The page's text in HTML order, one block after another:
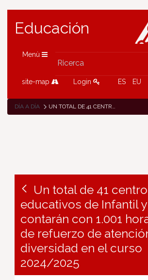
Educación
Menù
site-map Login ES EU
DÍA A DÍA UN TOTAL DE 41 CENTROS EDUCATIVOS DE INFANTIL Y PRIMARIA CONTARÁN CON 1.001 HORAS MÁS DE REFUERZO DE ATENCIÓN A LA DIVERSIDAD EN EL CURSO 2024/2025
Un total de 41
educativos de Infantil
contarán con 1.001
de refuerzo de
diversidad en el curso
2024/2025